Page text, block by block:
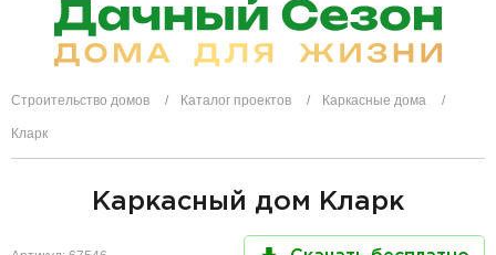
Строительство домов Каталог проектов Каркасные дома
Кларк
Каркасный дом Кларк